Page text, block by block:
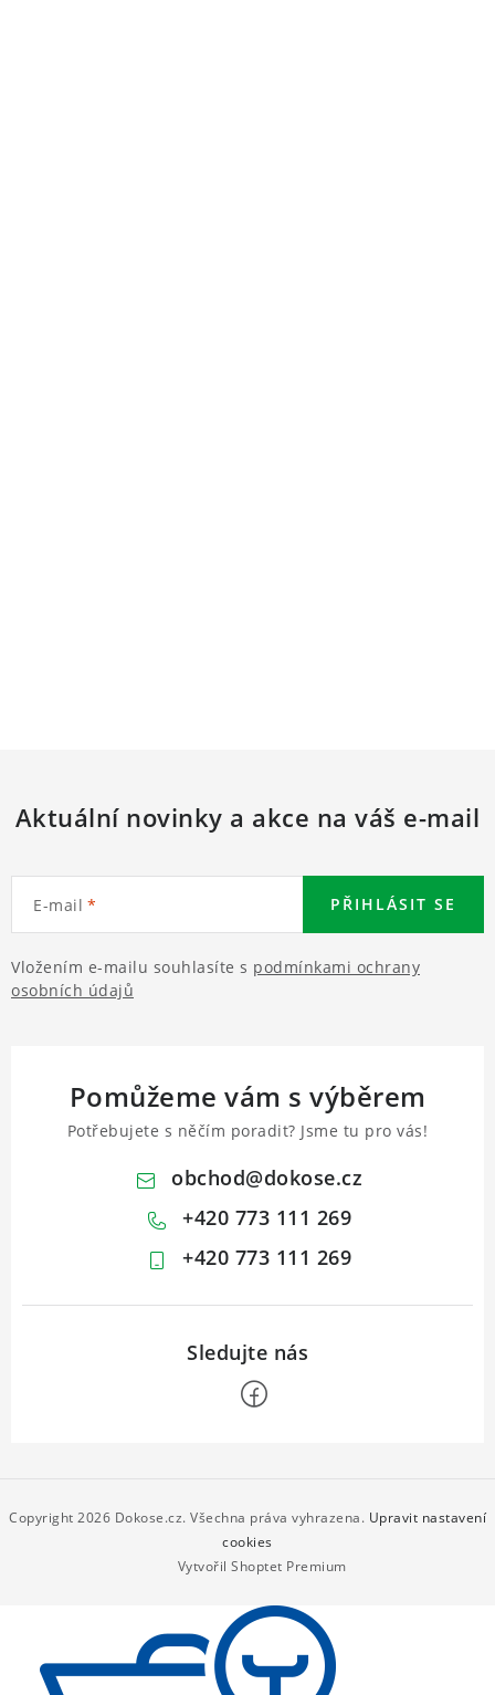
Aktuální novinky a akce na váš e-mail
E-mail
Vložením e-mailu souhlasíte s podmínkami ochrany
osobních údajů
PŘIHLÁSIT SE
Pomůžeme vám s výběrem
Potřebujete s něčím poradit? Jsme tu pro vás!
obchod@dokose.cz
+420 773 111 269
+420 773 111 269
p
Vytvořil Shoptet Premium
Copyright 2026 Dokose.cz. Všechna práva vyhrazena. Upravit nastavení
cookies